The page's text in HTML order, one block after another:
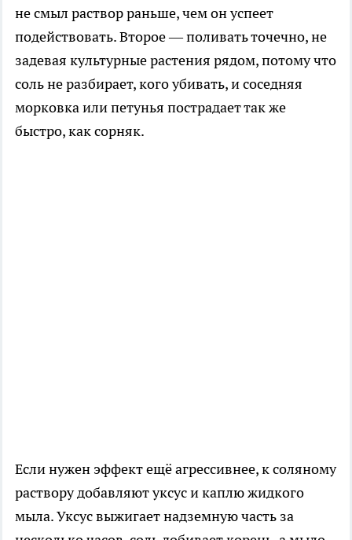
не смыл раствор раньше, чем он успеет
подействовать. Второе — поливать точечно, не
задевая культурные растения рядом, потому что
соль не разбирает, кого убивать, и соседняя
морковка или петунья пострадает так же
быстро, как сорняк.
Если нужен эффект ещё агрессивнее, к соляному
раствору добавляют уксус и каплю жидкого
мыла. Уксус выжигает надземную часть за